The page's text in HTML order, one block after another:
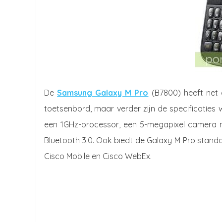
DeSamsung Galaxy M Pro (B7800) heeft net
toetsenbord, maar verder zijn de specificaties
een 1GHz-processor, een 5-megapixel camera
Bluetooth 3.0. Ook biedt de Galaxy M Pro
Cisco Mobile en Cisco WebEx.